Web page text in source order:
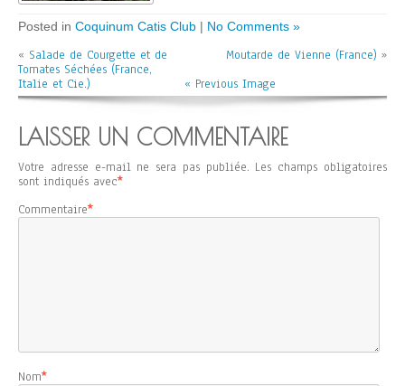
Posted in Coquinum Catis Club | No Comments »
« Salade de Courgette et de
Tomates Séchées (France,
Italie et Cie.)
Moutarde de Vienne (France) »
« Previous Image
LAISSER UN COMMENTAIRE
Votre adresse e-mail ne sera pas publiée. Les champs obligatoires
sont indiqués avec*
Commentaire*
Nom*